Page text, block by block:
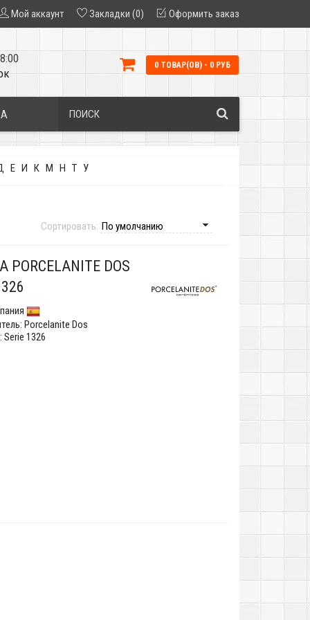
Мой аккаунт Закладки (0) Оформить заказ
0 ТОВАР(ОВ) - 0 РУБ
Е И К М Н Т У
Сортировать:
DOS
Porcelanite Dos
1326